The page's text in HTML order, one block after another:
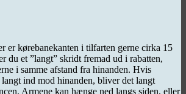
er kørebanekanten i tilfarten gerne cirka 15
du et ”langt” skridt fremad ud i rabatten,
i samme afstand fra hinanden. Hvis
ind mod hinanden, bliver det langt
Armene kan hænge ned langs siden, eller